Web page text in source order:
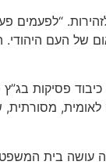
של העם
פסיקות בג”ץ
מסורתית,
אמורים להוציא לפועל את